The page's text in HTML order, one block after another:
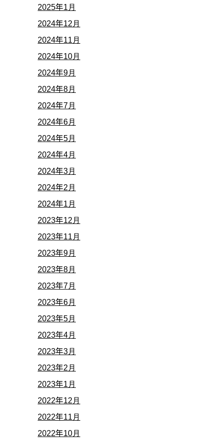
2025年1月
2024年12月
2024年11月
2024年10月
2024年9月
2024年8月
2024年7月
2024年6月
2024年5月
2024年4月
2024年3月
2024年2月
2024年1月
2023年12月
2023年11月
2023年9月
2023年8月
2023年7月
2023年6月
2023年5月
2023年4月
2023年3月
2023年2月
2023年1月
2022年12月
2022年11月
2022年10月